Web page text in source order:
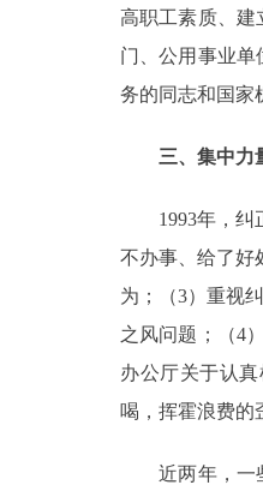
高职工素质、建
门、公用事业
务的同志和国家
三、集中力
1993年，纠正
不办事、给了好
为；（3）重视
之风问题；（4
办公厅关于认
喝，挥霍浪费的
近两年，一些